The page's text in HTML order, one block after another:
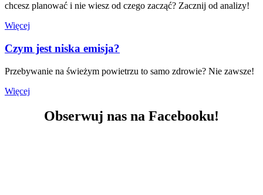
chcesz planować i nie wiesz od czego zacząć? Zacznij od analizy!
Więcej
Czym jest niska emisja?
Przebywanie na świeżym powietrzu to samo zdrowie? Nie zawsze!
Więcej
Obserwuj nas na Facebooku!